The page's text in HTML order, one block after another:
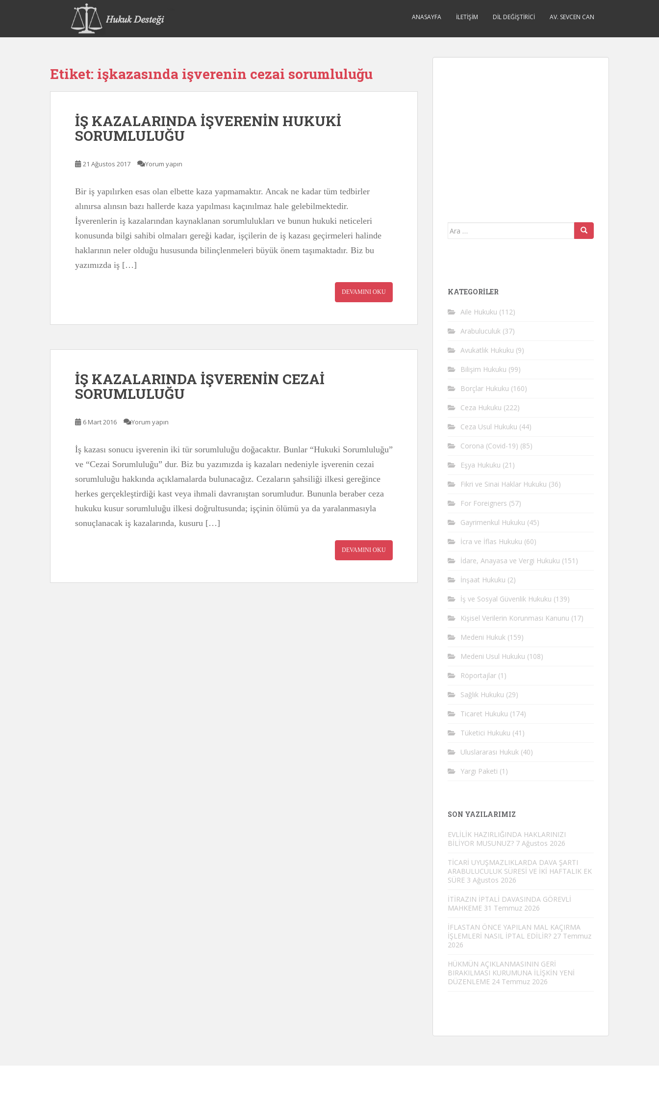
p
ANASAYFA İLETIŞIM DIL DEĞIŞTIRICI AV. SEVCEN CAN
Etiket: işkazasında işverenin cezai sorumluluğu
İŞ KAZALARINDA İŞVERENİN HUKUKİ
SORUMLULUĞU
21 Ağustos 2017 Yorum yapın
Bir iş yapılırken esas olan elbette kaza yapmamaktır. Ancak ne kadar tüm tedbirler
alınırsa alınsın bazı hallerde kaza yapılması kaçınılmaz hale gelebilmektedir.
İşverenlerin iş kazalarından kaynaklanan sorumlulukları ve bunun hukuki neticeleri
konusunda bilgi sahibi olmaları gereği kadar, işçilerin de iş kazası geçirmeleri halinde
haklarının neler olduğu hususunda bilinçlenmeleri büyük önem taşımaktadır. Biz bu
yazımızda iş […]
DEVAMINI OKU
İŞ KAZALARINDA İŞVERENİN CEZAİ
SORUMLULUĞU
6 Mart 2016 Yorum yapın
İş kazası sonucu işverenin iki tür sorumluluğu doğacaktır. Bunlar “Hukuki Sorumluluğu”
ve “Cezai Sorumluluğu” dur. Biz bu yazımızda iş kazaları nedeniyle işverenin cezai
sorumluluğu hakkında açıklamalarda bulunacağız. Cezaların şahsiliği ilkesi gereğince
herkes gerçekleştirdiği kast veya ihmali davranıştan sorumludur. Bununla beraber ceza
hukuku kusur sorumluluğu ilkesi doğrultusunda; işçinin ölümü ya da yaralanmasıyla
sonuçlanacak iş kazalarında, kusuru […]
DEVAMINI OKU
Arama
KATEGORİLER
Aile Hukuku (112)
Arabuluculuk (37)
Avukatlık Hukuku (9)
Bilişim Hukuku (99)
Borçlar Hukuku (160)
Ceza Hukuku (222)
Ceza Usul Hukuku (44)
Corona (Covid-19) (85)
Eşya Hukuku (21)
Fikri ve Sinai Haklar Hukuku (36)
For Foreigners (57)
Gayrimenkul Hukuku (45)
İcra ve İflas Hukuku (60)
İdare, Anayasa ve Vergi Hukuku (151)
İnşaat Hukuku (2)
İş ve Sosyal Güvenlik Hukuku (139)
Kişisel Verilerin Korunması Kanunu (17)
Medeni Hukuk (159)
Medeni Usul Hukuku (108)
Röportajlar (1)
Sağlık Hukuku (29)
Ticaret Hukuku (174)
Tüketici Hukuku (41)
Uluslararası Hukuk (40)
Yargı Paketi (1)
SON YAZILARIMIZ
EVLİLİK HAZIRLIĞINDA HAKLARINIZI
BİLİYOR MUSUNUZ? 7 Ağustos 2026
TİCARİ UYUŞMAZLIKLARDA DAVA ŞARTI
ARABULUCULUK SÜRESİ VE İKİ HAFTALIK EK
SÜRE 3 Ağustos 2026
İTİRAZIN İPTALİ DAVASINDA GÖREVLİ
MAHKEME 31 Temmuz 2026
İFLASTAN ÖNCE YAPILAN MAL KAÇIRMA
İŞLEMLERİ NASIL İPTAL EDİLİR? 27 Temmuz
2026
HÜKMÜN AÇIKLANMASININ GERİ
BIRAKILMASI KURUMUNA İLİŞKİN YENİ
DÜZENLEME 24 Temmuz 2026